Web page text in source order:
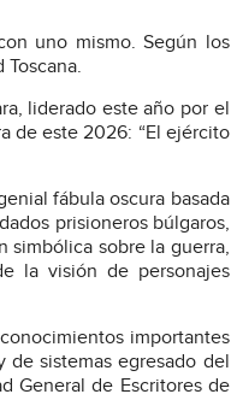
uno mismo. Según los
liderado este año por el
de este 2026: “El ejército
fábula oscura basada
prisioneros búlgaros,
simbólica sobre la guerra,
la visión de personajes
importantes
de sistemas egresado del
General de Escritores de